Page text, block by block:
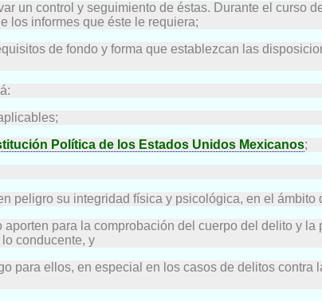
un control y seguimiento de éstas. Durante el curso
los informes que éste le requiera;
de fondo y forma que establezcan las
Política de los Estados Unidos Mexicanos;
peligro su integridad física y psicológica, en el ámbito
para la comprobación del cuerpo del delito y
conducente, y
ellos, en especial en los casos de delitos contra